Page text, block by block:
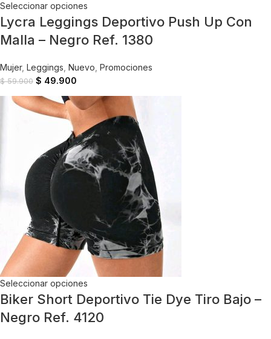
Seleccionar opciones
Lycra Leggings Deportivo Push Up Con
Malla – Negro Ref. 1380
Mujer, Leggings Nuevo Promociones
$59.900 $ 49.900
Seleccionar opciones
Biker Short Deportivo Tie Dye Tiro Bajo –
Negro Ref. 4120